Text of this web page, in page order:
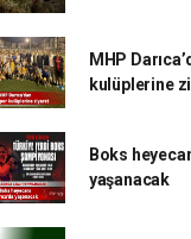
MHP
kulüplerine
Boks
yaşanacak